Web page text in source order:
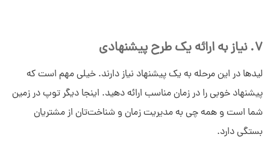
7. نیاز به ارائه یک طرح پیشنهادی
لیدها در این مرحله به یک پیشنهاد نیاز دارند. خیلی مهم است که
پیشنهاد خوبی را در زمان مناسب ارائه دهید. اینجا دیگر توپ در زمین
شما است و همه چی به مدیریت زمان و شناخت‌تان از مشتریان
بستگی دارد.